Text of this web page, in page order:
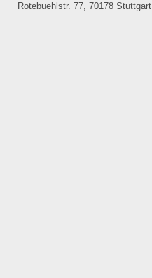
Rotebuehlstr. 77, 70178 Stuttgart